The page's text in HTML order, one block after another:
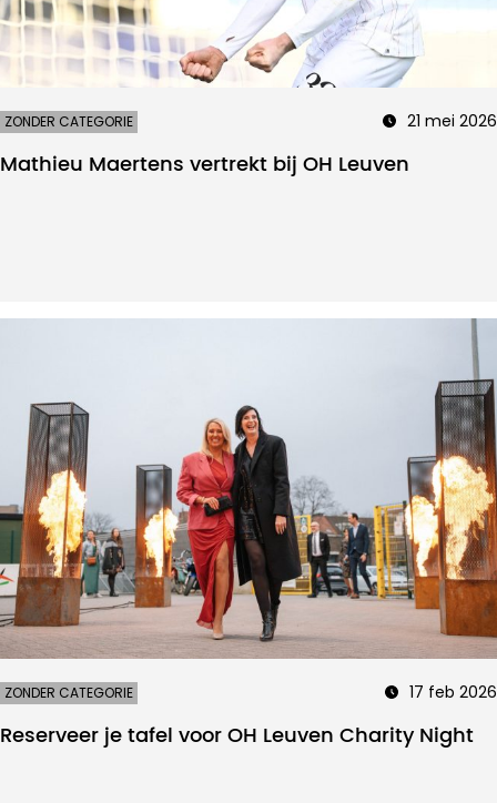
ZONDER CATEGORIE 21 mei 2026
Mathieu Maertens vertrekt bij OH Leuven
ZONDER CATEGORIE 17 feb 2026
Reserveer je tafel voor OH Leuven Charity Night